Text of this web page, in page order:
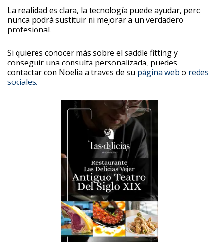
La realidad es clara, la tecnología puede ayudar, pero
nunca podrá sustituir ni mejorar a un verdadero
profesional.
Si quieres conocer más sobre el saddle fitting y
conseguir una consulta personalizada, puedes
contactar con Noelia a traves de su página web o redes
sociales.